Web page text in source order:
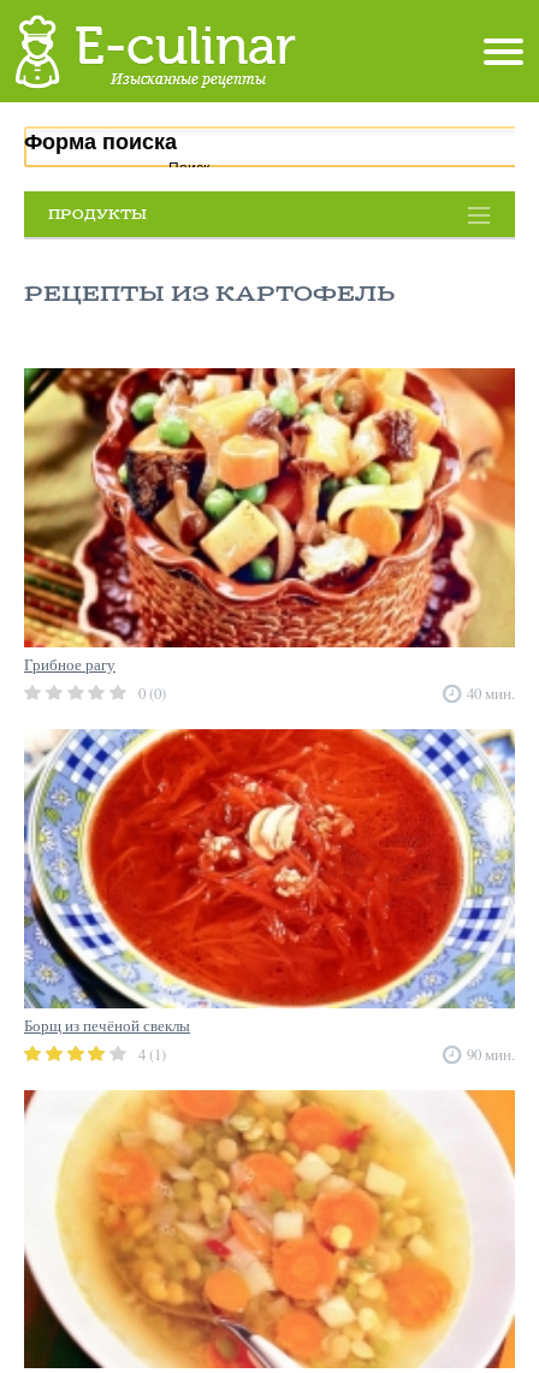
Форма поиска
Поиск
ПРОДУКТЫ
РЕЦЕПТЫ ИЗ КАРТОФЕЛЬ
Грибное рагу
0 (0)
40 мин.
Борщ из печёной свеклы
4 (1)
90 мин.